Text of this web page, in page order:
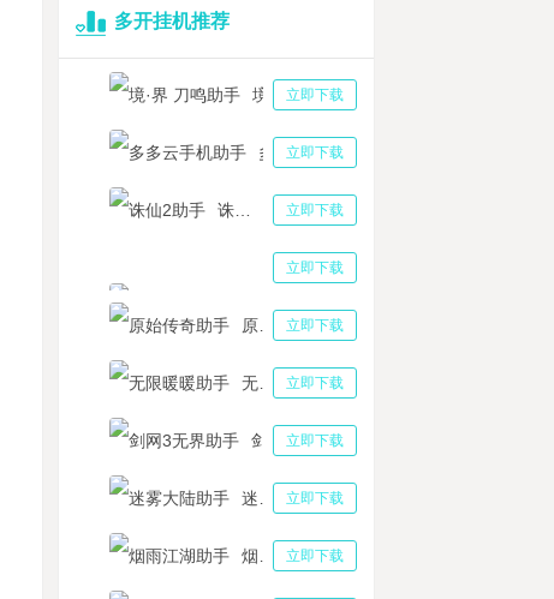
多开挂机推荐
立即下载
立即下载
多多云手机助手
立即下载
立即下载
三国志战略版助手
立即下载
立即下载
立即下载
立即下载
立即下载